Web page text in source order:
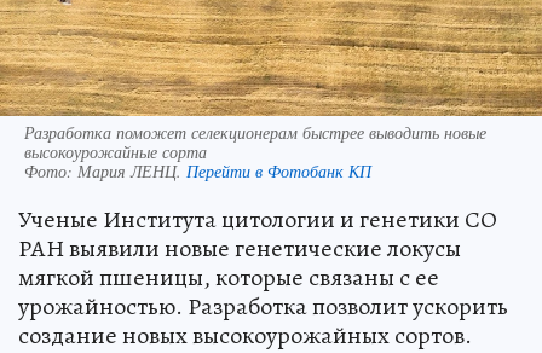
Разработка поможет селекционерам быстрее выводить новые
высокоурожайные сорта
Фото: Мария ЛЕНЦ. Перейти в Фотобанк КП
Ученые Института цитологии и генетики СО
РАН выявили новые генетические локусы
мягкой пшеницы, которые связаны с ее
урожайностью. Разработка позволит ускорить
создание новых высокоурожайных сортов.